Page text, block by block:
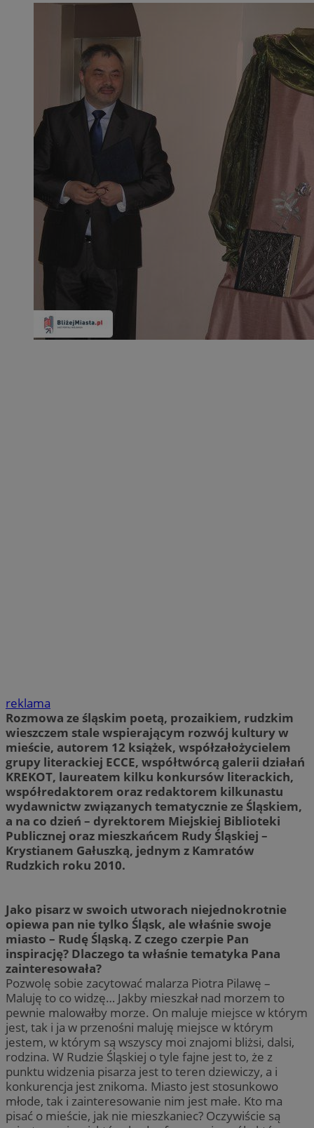
reklama
Rozmowa ze śląskim poetą, prozaikiem, rudzkim
wieszczem stale wspierającym rozwój kultury w
mieście, autorem 12 książek, współzałożycielem
grupy literackiej ECCE, współtwórcą galerii działań
KREKOT, laureatem kilku konkursów literackich,
współredaktorem oraz redaktorem kilkunastu
wydawnictw związanych tematycznie ze Śląskiem,
a na co dzień – dyrektorem Miejskiej Biblioteki
Publicznej oraz mieszkańcem Rudy Śląskiej –
Krystianem Gałuszką, jednym z Kamratów
Rudzkich roku 2010.
Jako pisarz w swoich utworach niejednokrotnie
opiewa pan nie tylko Śląsk, ale właśnie swoje
miasto – Rudę Śląską. Z czego czerpie Pan
inspirację? Dlaczego ta właśnie tematyka Pana
zainteresowała?
Pozwolę sobie zacytować malarza Piotra Pilawę –
Maluję to co widzę… Jakby mieszkał nad morzem to
pewnie malowałby morze. On maluje miejsce w którym
jest, tak i ja w przenośni maluję miejsce w którym
jestem, w którym są wszyscy moi znajomi bliżsi, dalsi,
rodzina. W Rudzie Śląskiej o tyle fajne jest to, że z
punktu widzenia pisarza jest to teren dziewiczy, a i
konkurencja jest znikoma. Miasto jest stosunkowo
młode, tak i zainteresowanie nim jest małe. Kto ma
pisać o mieście, jak nie mieszkaniec? Oczywiście są